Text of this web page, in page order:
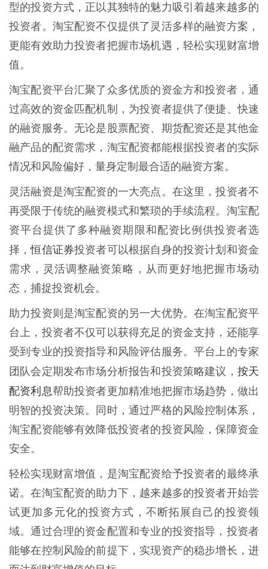
型的投资方式，正以其独特的魅力吸引着越来越多的
投资者。淘宝配资不仅提供了灵活多样的融资方案，
更能有效助力投资者把握市场机遇，轻松实现财富增
值。
淘宝配资平台汇聚了众多优质的资金方和投资者，通
过高效的资金匹配机制，为投资者提供了便捷、快速
的融资服务。无论是股票配资、期货配资还是其他金
融产品的配资需求，淘宝配资都能根据投资者的实际
情况和风险偏好，量身定制最合适的融资方案。
灵活融资是淘宝配资的一大亮点。在这里，投资者不
再受限于传统的融资模式和繁琐的手续流程。淘宝配
资平台提供了多种融资期限和配资比例供投资者选
择，恒信证券投资者可以根据自身的投资计划和资金
需求，灵活调整融资策略，从而更好地把握市场动
态，捕捉投资机会。
助力投资则是淘宝配资的另一大优势。在淘宝配资平
台上，投资者不仅可以获得充足的资金支持，还能享
受到专业的投资指导和风险评估服务。平台上的专家
团队会定期发布市场分析报告和投资策略建议， 按天
配资利息帮助投资者更加精准地把握市场趋势，做出
明智的投资决策。同时，通过严格的风险控制体系，
淘宝配资能够有效降低投资者的投资风险，保障资金
安全。
轻松实现财富增值，是淘宝配资给予投资者的最终承
诺。在淘宝配资的助力下，越来越多的投资者开始尝
试更加多元化的投资方式，不断拓展自己的投资领
域。通过合理的资金配置和专业的投资指导，投资者
能够在控制风险的前提下，实现资产的稳步增长，进